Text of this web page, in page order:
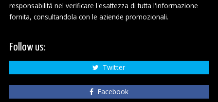
responsabilitá nel verificare l'esattezza di tutta l'informazione
fornita, consultandola con le aziende promozionali.
Follow us:
Twitter
Facebook